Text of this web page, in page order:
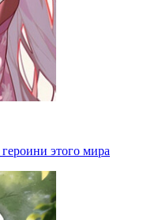
этого мира